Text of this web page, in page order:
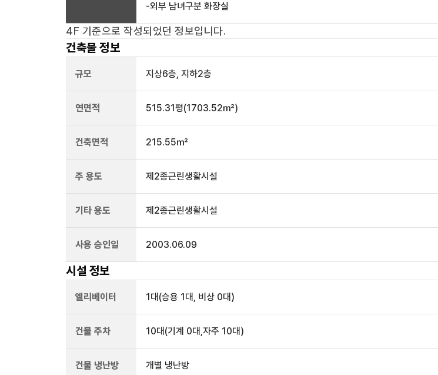
-외부 남녀구분 화장실
4F 기준으로 작성되었던 정보입니다.
건축물 정보
규모 지상6층, 지하2층
연면적 515.31평(1703.52㎡)
건축면적 215.55㎡
주 용도 제2종근린생활시설
기타 용도 제2종근린생활시설
사용 승인일 2003.06.09
시설 정보
엘리베이터 1대 (승용 1대, 비상 0대)
건물 주차 10대 (기계 0대,자주 10대)
건물 냉난방 개별 냉난방